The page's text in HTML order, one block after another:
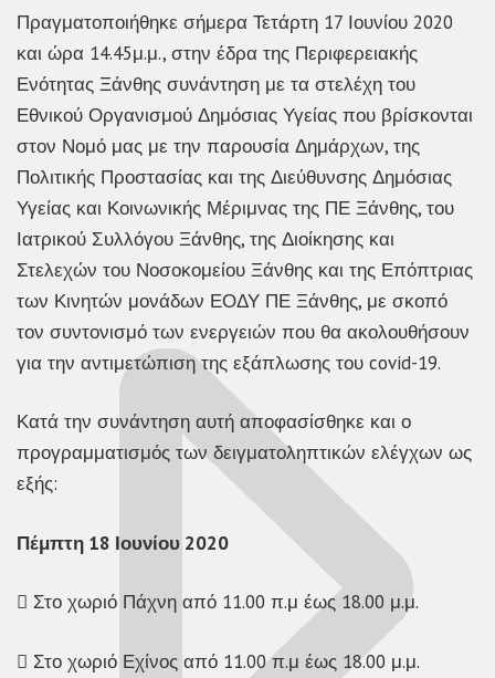
Πραγματοποιήθηκε σήμερα Τετάρτη 17 Ιουνίου 2020
και ώρα 14.45μ.μ., στην έδρα της Περιφερειακής
Ενότητας Ξάνθης συνάντηση με τα στελέχη του
Εθνικού Οργανισμού Δημόσιας Υγείας που βρίσκονται
στον Νομό μας με την παρουσία Δημάρχων, της
Πολιτικής Προστασίας και της Διεύθυνσης Δημόσιας
Υγείας και Κοινωνικής Μέριμνας της ΠΕ Ξάνθης, του
Ιατρικού Συλλόγου Ξάνθης, της Διοίκησης και
Στελεχών του Νοσοκομείου Ξάνθης και της Επόπτριας
των Κινητών μονάδων ΕΟΔΥ ΠΕ Ξάνθης, με σκοπό
τον συντονισμό των ενεργειών που θα ακολουθήσουν
για την αντιμετώπιση της εξάπλωσης του covid-19.
Κατά την συνάντηση αυτή αποφασίσθηκε και ο
προγραμματισμός των δειγματοληπτικών ελέγχων ως
εξής:
Πέμπτη 18 Ιουνίου 2020
 Στο χωριό Πάχνη από 11.00 π.μ έως 18.00 μ.μ.
 Στο χωριό Εχίνος από 11.00 π.μ έως 18.00 μ.μ.